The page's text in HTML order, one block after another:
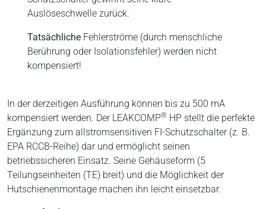
Auslöseschwelle zurück.
TatsächlicheFehlerströme (durch menschliche
Berührung oder Isolationsfehler) werden nicht
kompensiert!
In der derzeitigen Ausführung können bis zu 500 mA
kompensiert werden. Der LEAKCOMP® HP stellt die perfekte
Ergänzung zum allstromsensitiven FI-Schutzschalter (z. B.
EPA RCCB-Reihe) dar und ermöglicht seinen
betriebssicheren Einsatz. Seine Gehäuseform (5
Teilungseinheiten (TE) breit) und die Möglichkeit der
Hutschienenmontage machen ihn leicht einsetzbar.